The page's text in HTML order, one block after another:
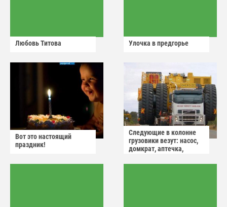
Любовь Титова Улочка в предгорье
Вот это настоящий
праздник!
Следующие в колонне
грузовики везут: насос,
домкрат, аптечка,